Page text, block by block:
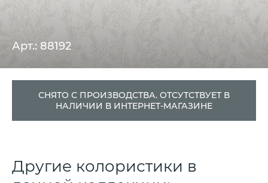
Арт.: 88192
СНЯТО С ПРОИЗВОДСТВА. ОТСУТСТВУЕТ В
НАЛИЧИИ В ИНТЕРНЕТ-МАГАЗИНЕ
Другие колористики в